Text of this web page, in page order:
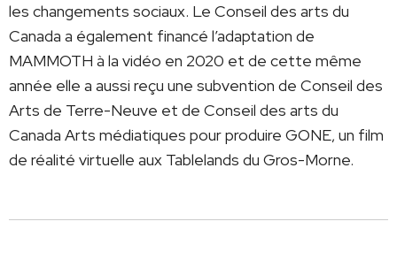
les changements sociaux. Le Conseil des arts du
Canada a également financé l’adaptation de
MAMMOTH à la vidéo en 2020 et de cette même
année elle a aussi reçu une subvention de Conseil des
Arts de Terre-Neuve et de Conseil des arts du
Canada Arts médiatiques pour produire GONE, un film
de réalité virtuelle aux Tablelands du Gros-Morne.